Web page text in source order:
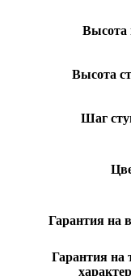
Высота
Высота
Шаг
Гарантия на
Гарантия на